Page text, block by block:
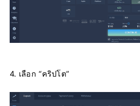
4. เลือก “คริปโต”